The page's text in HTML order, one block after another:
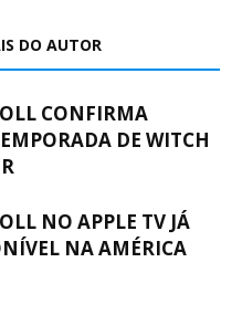
DO AUTOR
CONFIRMA
DE WITCH
NO APPLE TV JÁ
NA AMÉRICA